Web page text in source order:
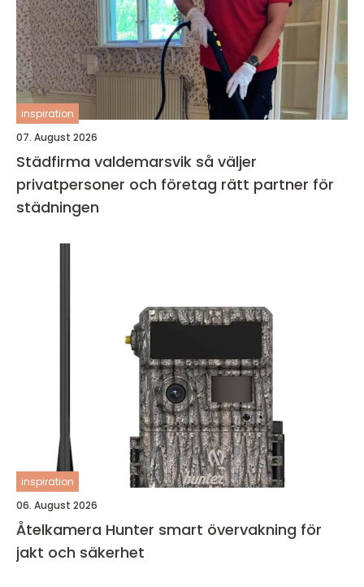
inspiration
07. August 2026
Städfirma valdemarsvik så väljer
privatpersoner och företag rätt partner för
städningen
inspiration
06. August 2026
Åtelkamera Hunter smart övervakning för
jakt och säkerhet